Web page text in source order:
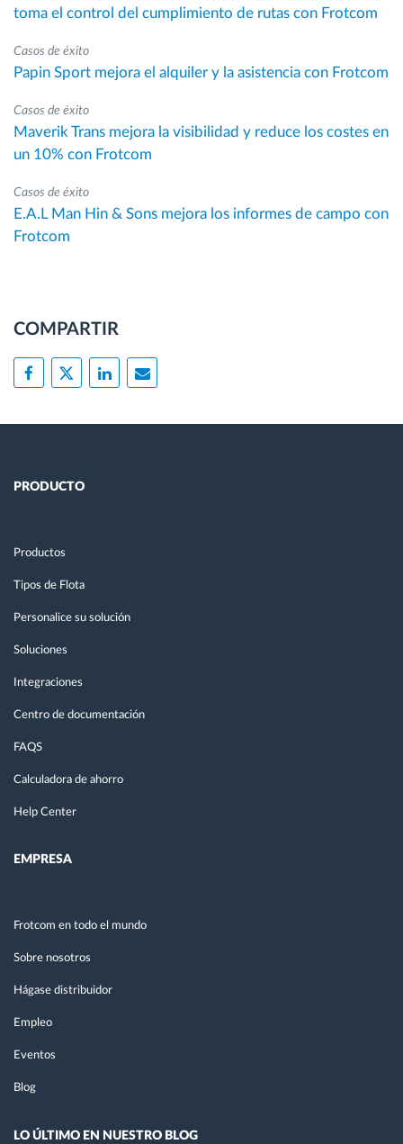
toma el control del cumplimiento de rutas con Frotcom
Casos de éxito
Papin Sport mejora el alquiler y la asistencia con Frotcom
Casos de éxito
Maverik Trans mejora la visibilidad y reduce los costes en
un 10% con Frotcom
Casos de éxito
E.A.L Man Hin & Sons mejora los informes de campo con
Frotcom
COMPARTIR
PRODUCTO
Productos
Tipos de Flota
Personalice su solución
Soluciones
Integraciones
Centro de documentación
FAQS
Calculadora de ahorro
Help Center
EMPRESA
Frotcom en todo el mundo
Sobre nosotros
Hágase distribuidor
Empleo
Eventos
Blog
LO ÚLTIMO EN NUESTRO BLOG